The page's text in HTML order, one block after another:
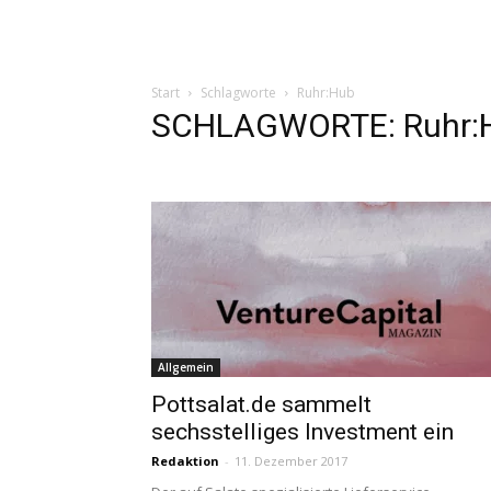
Start Schlagworte Ruhr:Hub
SCHLAGWORTE:
Allgemein
Pottsalat.de sammelt
sechsstelliges Investment ein
Redaktion - 11. Dezember 2017